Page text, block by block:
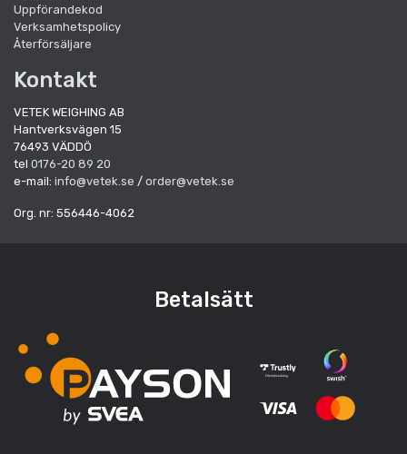
Uppförandekod
Verksamhetspolicy
Återförsäljare
Kontakt
VETEK WEIGHING AB
Hantverksvägen 15
76493 VÄDDÖ
tel 0176-20 89 20
e-mail: info@vetek.se / order@vetek.se
Org. nr: 556446-4062
Betalsätt